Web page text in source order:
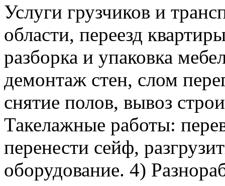
Услуги грузчиков и
области, переезд
разборка и упаковка
демонтаж стен, слом
снятие полов, вывоз
Такелажные работы:
перенести сейф,
оборудование. 4)